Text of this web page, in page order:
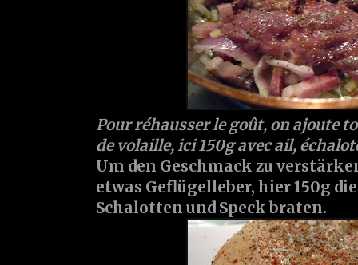
Pour réhausser le goût, on ajoute
de volaille, ici 150g avec ail,
Um den Geschmack zu
etwas Geflügelleber, hier 150g
Schalotten und Speck braten.